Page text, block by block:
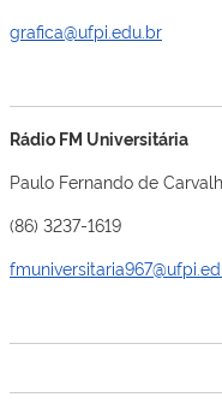
grafica@ufpi.edu.br
Rádio FM Universitária
Paulo Fernando de
(86) 3237-1619